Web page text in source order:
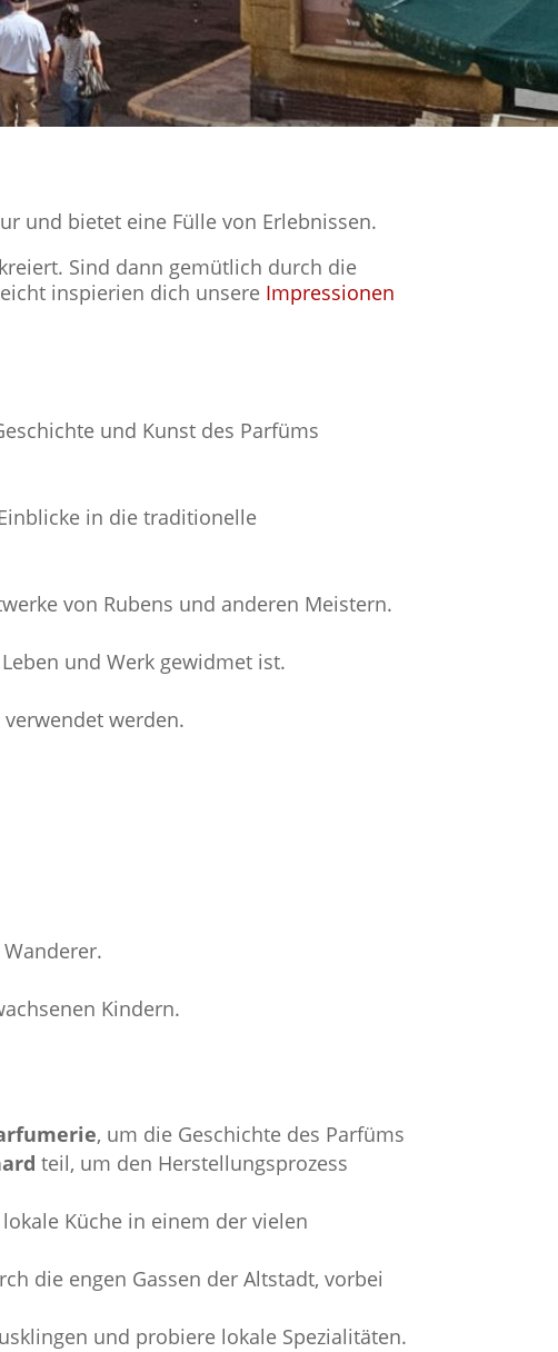
und bietet eine Fülle von Erlebnissen.
Sind dann gemütlich durch die
inspierien dich unsere Impressionen
und Kunst des Parfüms
in die traditionelle
von Rubens und anderen Meistern.
und Werk gewidmet ist.
werden.
Kindern.
, um die Geschichte des Parfüms
teil, um den Herstellungsprozess
Küche in einem der vielen
die engen Gassen der Altstadt, vorbei
und probiere lokale Spezialitäten.